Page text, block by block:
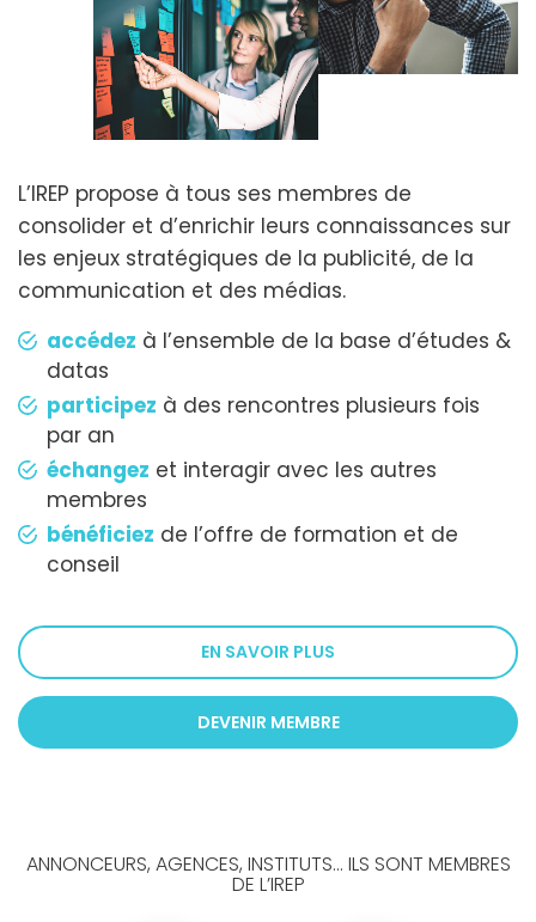
L’IREP propose à tous ses membres de
consolider et d’enrichir leurs connaissances sur
les enjeux stratégiques de la publicité, de la
communication et des médias.
accédez à l’ensemble de la base d’études &
datas
participez à des rencontres plusieurs fois
par an
échangez et interagir avec les autres
membres
bénéficiez de l’offre de formation et de
conseil
EN SAVOIR PLUS
DEVENIR MEMBRE
ANNONCEURS, AGENCES, INSTITUTS... ILS SONT MEMBRES
DE L’IREP